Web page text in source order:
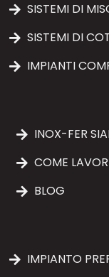
SISTEMI DI
SISTEMI DI
IMPIANTI
INOX-FER
COME
BLOG
IMPIANTO